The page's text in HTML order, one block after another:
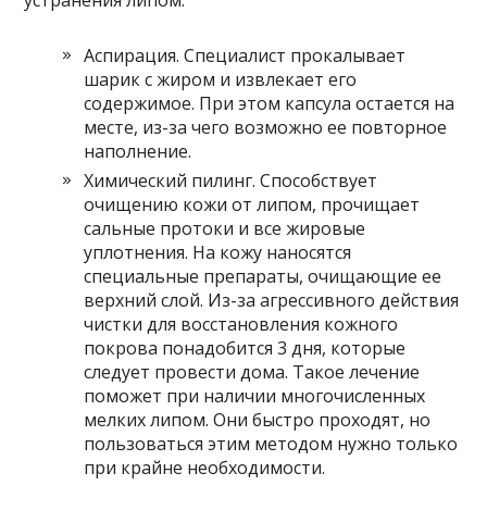
Аспирация. Специалист прокалывает
шарик с жиром и извлекает его
содержимое. При этом капсула остается на
месте, из-за чего возможно ее повторное
наполнение.
Химический пилинг. Способствует
очищению кожи от липом, прочищает
сальные протоки и все жировые
уплотнения. На кожу наносятся
специальные препараты, очищающие ее
верхний слой. Из-за агрессивного действия
чистки для восстановления кожного
покрова понадобится 3 дня, которые
следует провести дома. Такое лечение
поможет при наличии многочисленных
мелких липом. Они быстро проходят, но
пользоваться этим методом нужно только
при крайне необходимости.